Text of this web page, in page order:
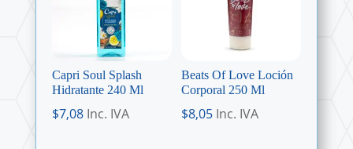
Capri Soul Splash
Hidratante 240 Ml
$7,08 Inc. IVA
Beats Of Love Loción
Corporal 250 Ml
$8,05 Inc. IVA